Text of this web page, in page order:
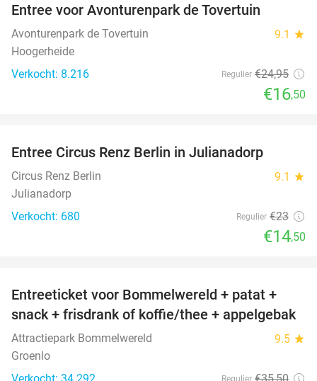
TODAY
Entree voor Avonturenpark de Tovertuin
Avonturenpark de Tovertuin 9.1 star
Hoogerheide
Verkocht: 8.216
Regulier €24,95
€16,50
Entree Circus Renz Berlin in Julianadorp
Circus Renz Berlin 9.1 star
Julianadorp
Verkocht: 680
Regulier €23
€14,50
23%
Entreeticket voor Bommelwereld + patat +
snack + frisdrank of koffie/thee + appelgebak
Attractiepark Bommelwereld 9.5 star
Groenlo
Regulier